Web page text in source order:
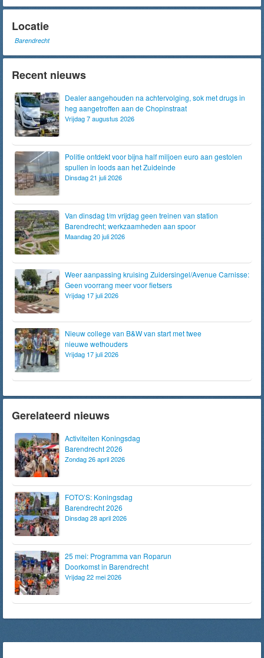
Locatie
Barendrecht
Recent nieuws
Dealer aangehouden na achtervolging, sok met drugs in
heg aangetroffen aan de Chopinstraat
Vrijdag 7 augustus 2026
Politie ontdekt voor bijna half miljoen euro aan gestolen
spullen in loods aan het Zuideinde
Dinsdag 21 juli 2026
Van dinsdag t/m vrijdag geen treinen van station
Barendrecht; werkzaamheden aan spoor
Maandag 20 juli 2026
Weer aanpassing kruising Zuidersingel/Avenue Carnisse:
Geen voorrang meer voor fietsers
Vrijdag 17 juli 2026
Nieuw college van B&W van start met twee
nieuwe wethouders
Vrijdag 17 juli 2026
Gerelateerd nieuws
Activiteiten Koningsdag
Barendrecht 2026
Zondag 26 april 2026
FOTO’S: Koningsdag
Barendrecht 2026
Dinsdag 28 april 2026
25 mei: Programma van Roparun
Doorkomst in Barendrecht
Vrijdag 22 mei 2026